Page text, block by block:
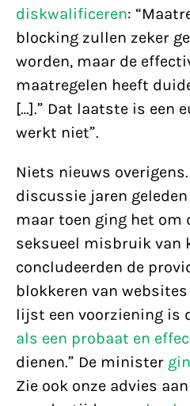
diskwalificeren:
blocking zullen zeker
worden, maar de
maatregelen heeft
[…].” Dat laatste is een
werkt niet”.
Niets nieuws
discussie jaren
maar toen ging het om
seksueel misbruik van
concludeerden de
blokkeren van
lijst een voorziening is
als een probaat en
dienen.” De minister
Zie ook onze advies